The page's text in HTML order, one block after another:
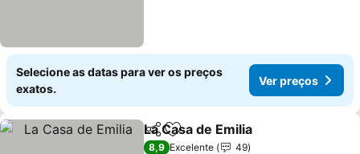
Selecione as datas para ver os preços
exatos.
Ver preços
PartilharAdicionar aos favoritos
La Casa de Emilia
8,9 Excelente
49